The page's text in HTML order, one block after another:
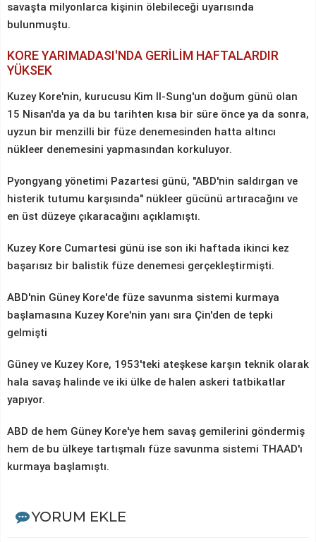
savaşta milyonlarca kişinin ölebileceği uyarısında
bulunmuştu.
KORE YARIMADASI'NDA GERİLİM HAFTALARDIR
YÜKSEK
Kuzey Kore'nin, kurucusu Kim Il-Sung'un doğum günü olan
15 Nisan'da ya da bu tarihten kısa bir süre önce ya da sonra,
uyzun bir menzilli bir füze denemesinden hatta altıncı
nükleer denemesini yapmasından korkuluyor.
Pyongyang yönetimi Pazartesi günü, "ABD'nin saldırgan ve
histerik tutumu karşısında" nükleer gücünü artıracağını ve
en üst düzeye çıkaracağını açıklamıştı.
Kuzey Kore Cumartesi günü ise son iki haftada ikinci kez
başarısız bir balistik füze denemesi gerçekleştirmişti.
ABD'nin Güney Kore'de füze savunma sistemi kurmaya
başlamasına Kuzey Kore'nin yanı sıra Çin'den de tepki
gelmişti
Güney ve Kuzey Kore, 1953'teki ateşkese karşın teknik olarak
hala savaş halinde ve iki ülke de halen askeri tatbikatlar
yapıyor.
ABD de hem Güney Kore'ye hem savaş gemilerini göndermiş
hem de bu ülkeye tartışmalı füze savunma sistemi THAAD'ı
kurmaya başlamıştı.
YORUM EKLE